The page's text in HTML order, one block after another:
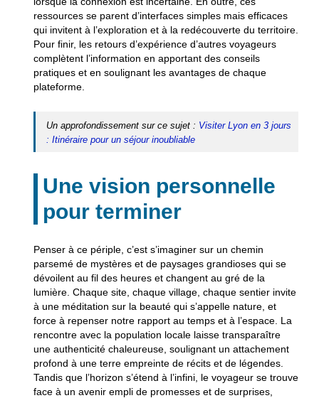
ressources se parent d’interfaces simples mais efficaces
qui invitent à l’exploration et à la redécouverte du territoire.
Pour finir, les retours d’expérience d’autres voyageurs
complètent l’information en apportant des conseils
pratiques et en soulignant les avantages de chaque
plateforme.
Un approfondissement sur ce sujet : Visiter Lyon en 3 jours
: Itinéraire pour un séjour inoubliable
Une vision personnelle
pour terminer
Penser à ce périple, c’est s’imaginer sur un chemin
parsemé de mystères et de paysages grandioses qui se
dévoilent au fil des heures et changent au gré de la
lumière. Chaque site, chaque village, chaque sentier invite
à une méditation sur la beauté qui s’appelle nature, et
force à repenser notre rapport au temps et à l’espace. La
rencontre avec la population locale laisse transparaître
une authenticité chaleureuse, soulignant un attachement
profond à une terre empreinte de récits et de légendes.
Tandis que l’horizon s’étend à l’infini, le voyageur se trouve
face à un avenir empli de promesses et de surprises,